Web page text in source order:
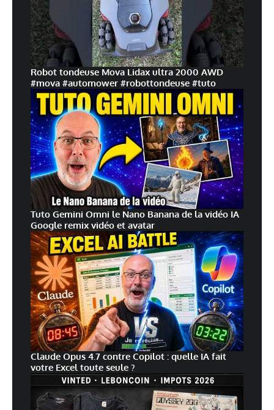
Robot tondeuse Mova Lidax ultra 2000 AWD
#mova #automower #robottondeuse #tuto
Tuto Gemini Omni le Nano Banana de la vidéo IA
Google remix vidéo et avatar
Claude Opus 4.7 contre Copilot : quelle IA fait
votre Excel toute seule ?